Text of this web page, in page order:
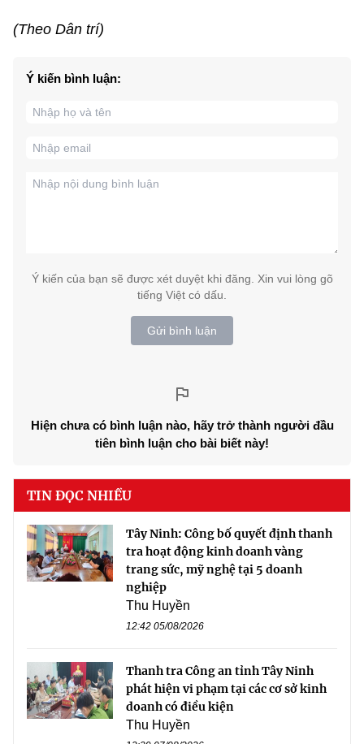
(Theo Dân trí)
Ý kiến bình luận:
Ý kiến của bạn sẽ được xét duyệt khi đăng. Xin vui lòng gõ
tiếng Việt có dấu.
Gửi bình luận
Hiện chưa có bình luận nào, hãy trở thành người đầu
tiên bình luận cho bài biết này!
TIN ĐỌC NHIỀU
Tây Ninh: Công bố quyết định thanh
tra hoạt động kinh doanh vàng
trang sức, mỹ nghệ tại 5 doanh
nghiệp
Thu Huyền
12:42 05/08/2026
Thanh tra Công an tỉnh Tây Ninh
phát hiện vi phạm tại các cơ sở kinh
doanh có điều kiện
Thu Huyền